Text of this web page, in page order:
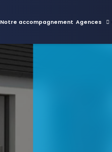
Notre accompagnement Agences